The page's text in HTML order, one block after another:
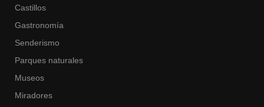
Castillos
Gastronomía
Senderismo
Parques naturales
Museos
Miradores